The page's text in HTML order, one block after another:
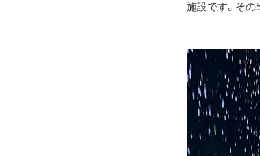
施設です。その